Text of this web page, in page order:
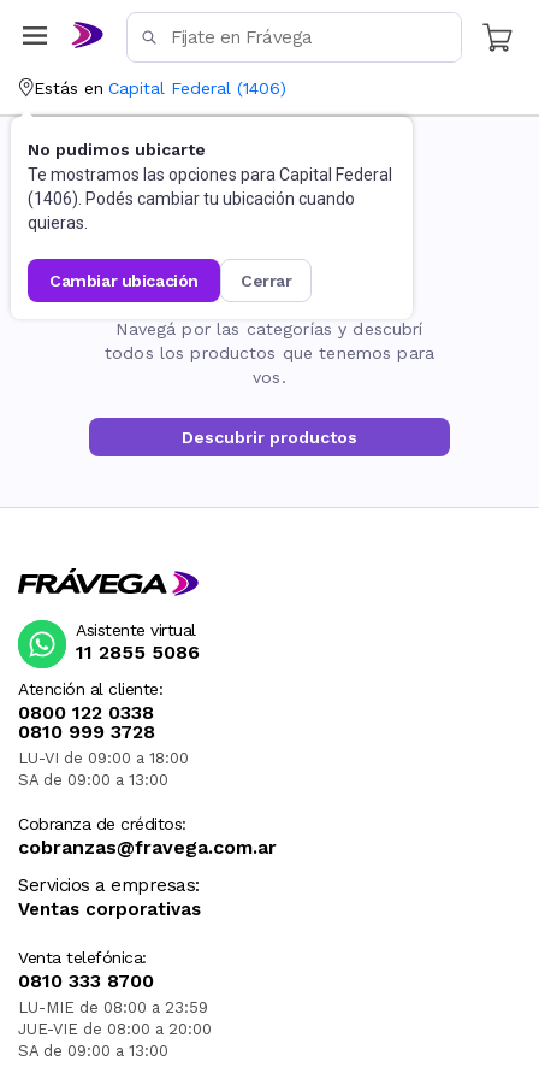
Estás en Capital Federal (1406)
No pudimos ubicarte
Te mostramos las opciones para Capital Federal
(1406). Podés cambiar tu ubicación cuando
quieras.
cambiar ubicación cerrar
La página no existe
Navegá por las categorías y descubrí
todos los productos que tenemos para
vos.
Descubrir productos
Atención al cliente:
0800 122 0338
0810 999 3728
LU-VI de 09:00 a 18:00
SA de 09:00 a 13:00
Cobranza de créditos:
cobranzas@fravega.com.ar
Servicios a empresas:
Ventas corporativas
Venta telefónica:
0810 333 8700
LU-MIE de 08:00 a 23:59
JUE-VIE de 08:00 a 20:00
SA de 09:00 a 13:00
Asistente virtual
11 2855 5086